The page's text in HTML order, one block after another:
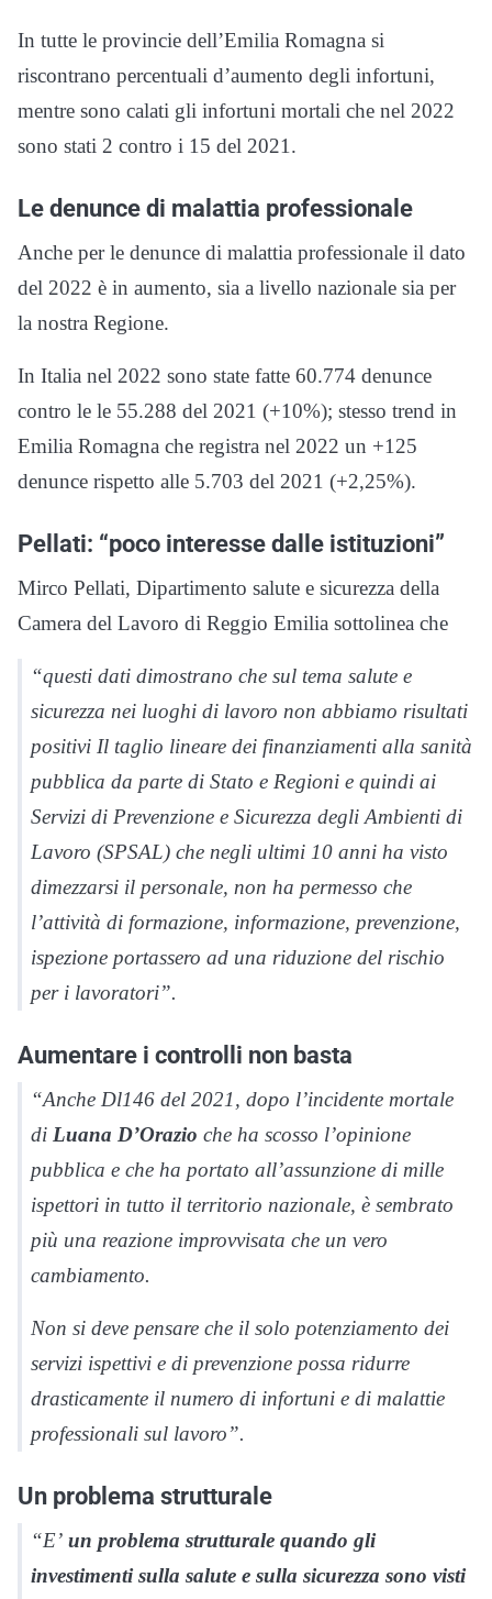
In tutte le provincie dell’Emilia Romagna si
riscontrano percentuali d’aumento degli infortuni,
mentre sono calati gli infortuni mortali che nel 2022
sono stati 2 contro i 15 del 2021.
Le denunce di malattia professionale
Anche per le denunce di malattia professionale il dato
del 2022 è in aumento, sia a livello nazionale sia per
la nostra Regione.
In Italia nel 2022 sono state fatte 60.774 denunce
contro le le 55.288 del 2021 (+10%); stesso trend in
Emilia Romagna che registra nel 2022 un +125
denunce rispetto alle 5.703 del 2021 (+2,25%).
Pellati: “poco interesse dalle istituzioni”
Mirco Pellati, Dipartimento salute e sicurezza della
Camera del Lavoro di Reggio Emilia sottolinea che
“questi dati dimostrano che sul tema salute e
sicurezza nei luoghi di lavoro non abbiamo risultati
positivi Il taglio lineare dei finanziamenti alla sanità
pubblica da parte di Stato e Regioni e quindi ai
Servizi di Prevenzione e Sicurezza degli Ambienti di
Lavoro (SPSAL) che negli ultimi 10 anni ha visto
dimezzarsi il personale, non ha permesso che
l’attività di formazione, informazione, prevenzione,
ispezione portassero ad una riduzione del rischio
per i lavoratori”.
Aumentare i controlli non basta
“Anche Dl146 del 2021, dopo l’incidente mortale
di Luana D’Orazio che ha scosso l’opinione
pubblica e che ha portato all’assunzione di mille
ispettori in tutto il territorio nazionale, è sembrato
più una reazione improvvisata che un vero
cambiamento.
Non si deve pensare che il solo potenziamento dei
servizi ispettivi e di prevenzione possa ridurre
drasticamente il numero di infortuni e di malattie
professionali sul lavoro”.
Un problema strutturale
“E’ un problema strutturale quando gli
investimenti sulla salute e sulla sicurezza sono visti